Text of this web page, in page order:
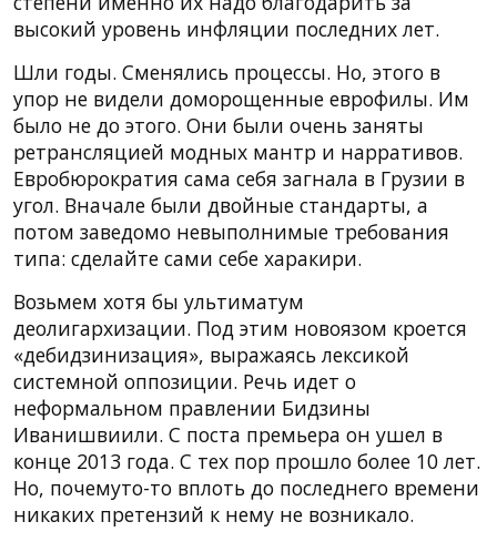
высокий уровень инфляции последних лет.
Шли годы. Сменялись процессы. Но, этого в
упор не видели доморощенные еврофилы. Им
было не до этого. Они были очень заняты
ретрансляцией модных мантр и нарративов.
Евробюрократия сама себя загнала в Грузии в
угол. Вначале были двойные стандарты, а
потом заведомо невыполнимые требования
типа: сделайте сами себе харакири.
Возьмем хотя бы ультиматум
деолигархизации. Под этим новоязом кроется
«дебидзинизация», выражаясь лексикой
системной оппозиции. Речь идет о
неформальном правлении Бидзины
Иванишвиили. С поста премьера он ушел в
конце 2013 года. С тех пор прошло более 10 лет.
Но, почемуто-то вплоть до последнего времени
никаких претензий к нему не возникало.